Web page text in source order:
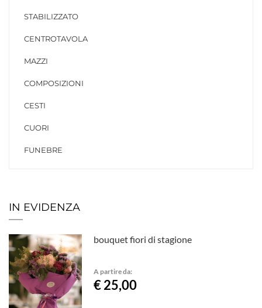
STABILIZZATO
CENTROTAVOLA
MAZZI
COMPOSIZIONI
CESTI
CUORI
FUNEBRE
IN EVIDENZA
bouquet fiori di stagione
A partire da:
€ 25,00